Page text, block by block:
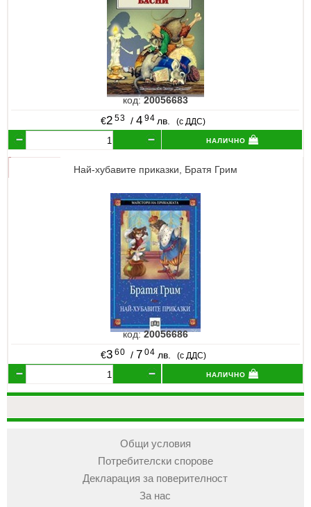
код:20056683
€2 53 / 4 94 лв. (с ДДС)
налично
Най-хубавите приказки, Братя Грим
код:20056686
€3 60 / 7 04 лв. (с ДДС)
налично
Общи условия
Потребителски спорове
Декларация за поверителност
За нас